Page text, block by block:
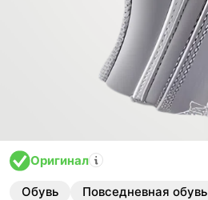
Оригинал
Обувь
Повседневная обувь